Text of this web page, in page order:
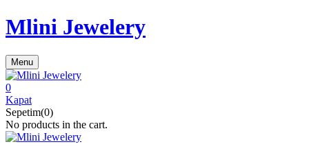
Mlini Jewelery
Menu
0
Kapat
Sepetim(0)
No products in the cart.